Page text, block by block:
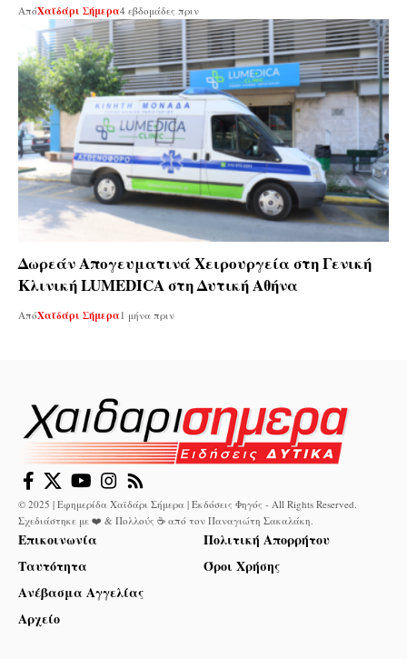
ΑπόΧαϊδάρι Σήμερα4 εβδομάδες πριν
Δωρεάν Απογευματινά Χειρουργεία στη Γενική
Κλινική LUMEDICA στη Δυτική Αθήνα
ΑπόΧαϊδάρι Σήμερα 1 μήνα πριν
© 2025 | Εφημερίδα Χαϊδάρι Σήμερα | Εκδόσεις Φηγός - All Rights Reserved.
Σχεδιάστηκε με ❤️ & Πολλούς ☕ από τον Παναγιώτη Σακαλάκη
Επικοινωνία
Ταυτότητα
Ανέβασμα Αγγελίας
Αρχείο
Πολιτική Απορρήτου
Όροι Χρήσης